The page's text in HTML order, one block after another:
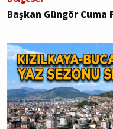
Başkan Güngör Cuma